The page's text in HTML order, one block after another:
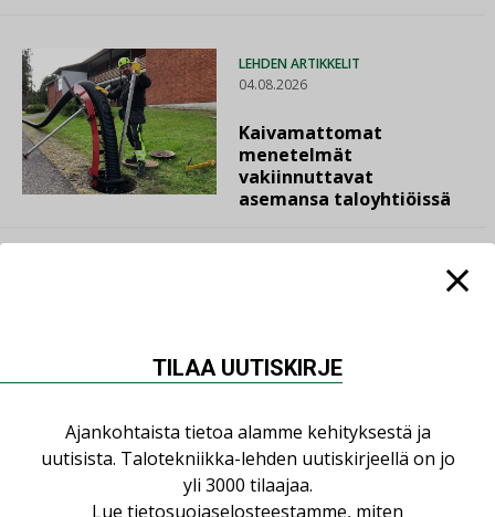
LEHDEN ARTIKKELIT
04.08.2026
Kaivamattomat
menetelmät
vakiinnuttavat
asemansa taloyhtiöissä
LUETUIMMAT UUTISET
Datakeskusurakointi on tekniikkalaji
LEHDEN ARTIKKELIT
TILAA UUTISKIRJE
Ajankohtaista tietoa alamme kehityksestä ja
uutisista. Talotekniikka-lehden uutiskirjeellä on jo
yli 3000 tilaajaa.
Lue tietosuojaselosteestamme, miten